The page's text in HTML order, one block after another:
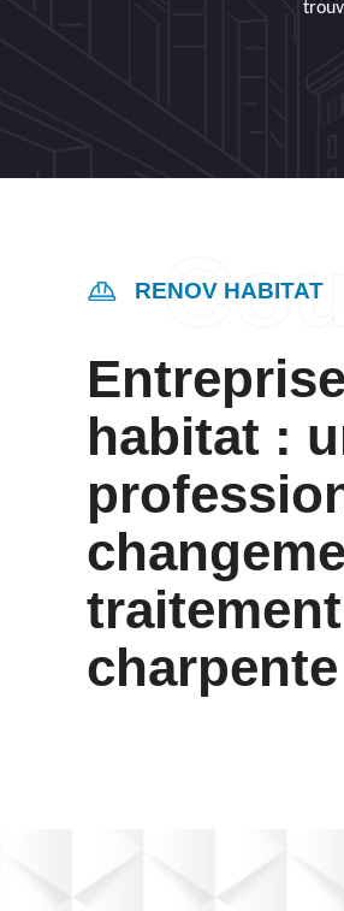
RENOV HABITAT
habitat :
charpente